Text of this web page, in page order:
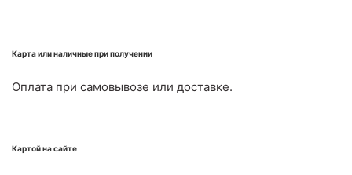
Карта или наличные при получении
Оплата при самовывозе или доставке.
Картой на сайте